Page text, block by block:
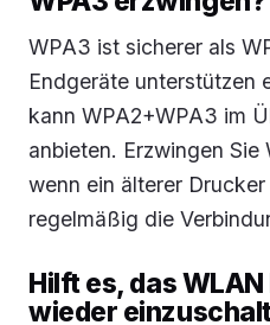
WPA3 ist sicherer als
Endgeräte unterstützen
kann WPA2+WPA3 im
anbieten. Erzwingen
wenn ein älterer
regelmäßig die
Hilft es, das
wieder